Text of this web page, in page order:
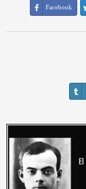
Facebook